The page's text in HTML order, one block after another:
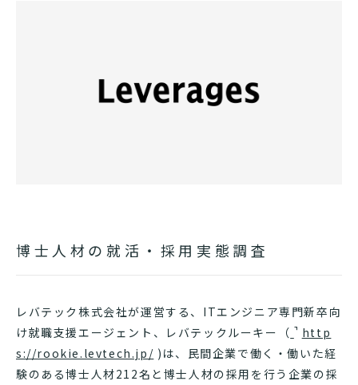
博士人材の就活・採用実態調査
レバテック株式会社が運営する、ITエンジニア専門新卒向
け就職支援エージェント、レバテックルーキー（
http
s://rookie.levtech.jp/ )は、民間企業で働く・働いた経
験のある博士人材212名と博士人材の採用を行う企業の採